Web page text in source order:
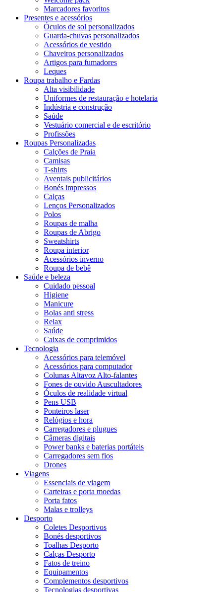
Marcadores favoritos
Presentes e acessórios
Óculos de sol personalizados
Guarda-chuvas personalizados
Acessórios de vestido
Chaveiros personalizados
Artigos para fumadores
Leques
Roupa trabalho e Fardas
Alta visibilidade
Uniformes de restauração e hotelaria
Indústria e construção
Saúde
Vestuário comercial e de escritório
Profissões
Roupas Personalizadas
Calções de Praia
Camisas
T-shirts
Aventais publicitários
Bonés impressos
Calças
Lenços Personalizados
Polos
Roupas de malha
Roupas de Abrigo
Sweatshirts
Roupa interior
Acessórios inverno
Roupa de bebê
Saúde e beleza
Cuidado pessoal
Higiene
Manicure
Bolas anti stress
Relax
Saúde
Caixas de comprimidos
Tecnologia
Acessórios para telemóvel
Acessórios para computador
Colunas Altavoz Alto-falantes
Fones de ouvido Auscultadores
Óculos de realidade virtual
Pens USB
Ponteiros laser
Relógios e hora
Carregadores e plugues
Câmeras digitais
Power banks e baterias portáteis
Carregadores sem fios
Drones
Viagens
Essenciais de viagem
Carteiras e porta moedas
Porta fatos
Malas e trolleys
Desporto
Coletes Desportivos
Bonés desportivos
Toalhas Desporto
Calças Desporto
Fatos de treino
Equipamentos
Complementos desportivos
Tecnologias desportivas